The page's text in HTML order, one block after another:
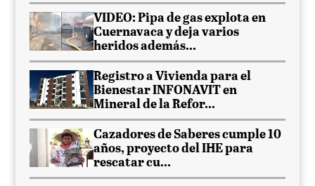
VIDEO: Pipa de gas explota en
Cuernavaca y deja varios
heridos además...
Registro a Vivienda para el
Bienestar INFONAVIT en
Mineral de la Refor...
Cazadores de Saberes cumple 10
años, proyecto del IHE para
rescatar cu...